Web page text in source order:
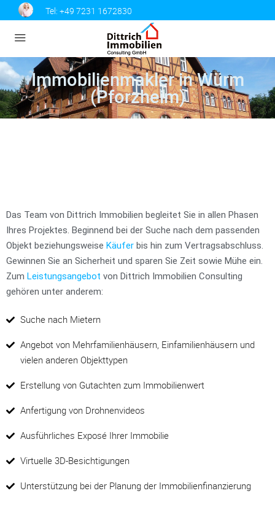
Tel: +49 7231 1672830
Immobilienmakler in Würm
(Pforzheim)
Das Team von Dittrich Immobilien begleitet Sie in allen Phasen
Ihres Projektes. Beginnend bei der Suche nach dem passenden
Objekt beziehungsweise Käufer bis hin zum Vertragsabschluss.
Gewinnen Sie an Sicherheit und sparen Sie Zeit sowie Mühe ein.
Zum Leistungsangebot von Dittrich Immobilien Consulting
gehören unter anderem:
Suche nach Mietern
Angebot von Mehrfamilienhäusern, Einfamilienhäusern und
vielen anderen Objekttypen
Erstellung von Gutachten zum Immobilienwert
Anfertigung von Drohnenvideos
Ausführliches Exposé Ihrer Immobilie
Virtuelle 3D-Besichtigungen
Unterstützung bei der Planung der Immobilienfinanzierung